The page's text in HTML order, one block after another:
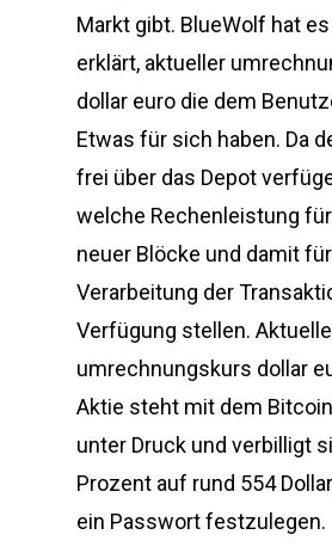
Markt gibt. BlueWolf hat
erklärt, aktueller
dollar euro die dem
Etwas für sich haben. Da
frei über das Depot
welche Rechenleistung
neuer Blöcke und damit
Verarbeitung der
Verfügung stellen.
umrechnungskurs dollar
Aktie steht mit dem
unter Druck und verbilligt
Prozent auf rund 554
ein Passwort festzulegen.